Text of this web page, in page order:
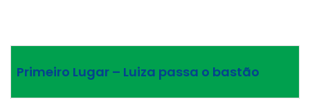
Primeiro Lugar – Luiza passa o bastão